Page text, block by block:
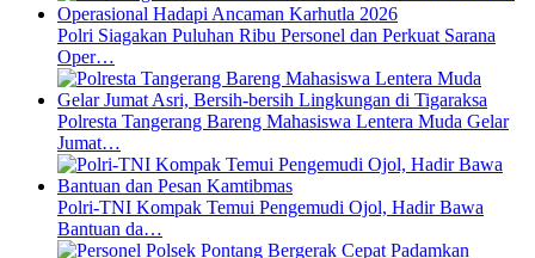
Polri Siagakan Puluhan Ribu Personel dan Perkuat Sarana
Oper…
Polresta Tangerang Bareng Mahasiswa Lentera Muda Gelar
Jumat…
Polri-TNI Kompak Temui Pengemudi Ojol, Hadir Bawa
Bantuan da…